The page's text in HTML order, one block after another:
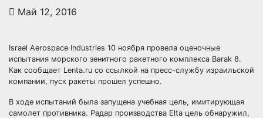
Май 12, 2016
Israel Aerospace Industries 10 ноября провела оценочные
испытания морского зенитного ракетного комплекса Barak 8.
Как сообщает Lenta.ru со ссылкой на пресс-службу израильской
компании, пуск ракеты прошел успешно.
В ходе испытаний была запущена учебная цель, имитирующая
самолет противника. Радар производства Elta цель обнаружил,